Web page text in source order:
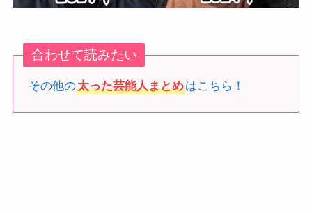
合わせて読みたい
その他の太った芸能人まとめはこちら！